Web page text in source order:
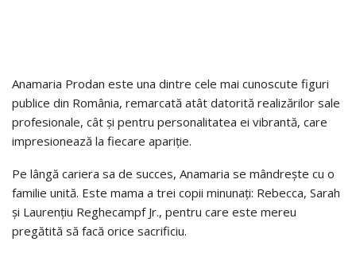
Anamaria Prodan este una dintre cele mai cunoscute figuri
publice din România, remarcată atât datorită realizărilor sale
profesionale, cât și pentru personalitatea ei vibrantă, care
impresionează la fiecare apariție.
Pe lângă cariera sa de succes, Anamaria se mândrește cu o
familie unită. Este mama a trei copii minunați: Rebecca, Sarah
și Laurențiu Reghecampf Jr., pentru care este mereu
pregătită să facă orice sacrificiu.